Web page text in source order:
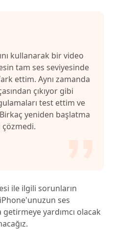
kullanarak bir video
tam ses seviyesinde
ettim. Aynı zamanda
çıkıyor gibi
test ettim ve
yeniden başlatma
ile ilgili sorunların
ses
yardımcı olacak